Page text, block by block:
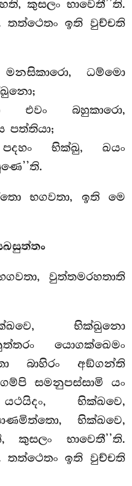
, කුසලං භාවෙතී’’ති.
තත්ථෙතං ඉති වුච්චති
මනසිකාරො, ධම්මො
එවං බහුකාරො,
පත්තියා;
භික්ඛු, ඛයං
භගවතා, ඉති මෙ
වුත්තමරහතාති
භික්ඛුනො
යොගක්ඛෙමං
බාහිරං අඞ්ගන්ති
සමනුපස්සාමි යං
භික්ඛවෙ,
භික්ඛවෙ,
භාවෙතී’’ති.
තත්ථෙතං ඉති වුච්චති